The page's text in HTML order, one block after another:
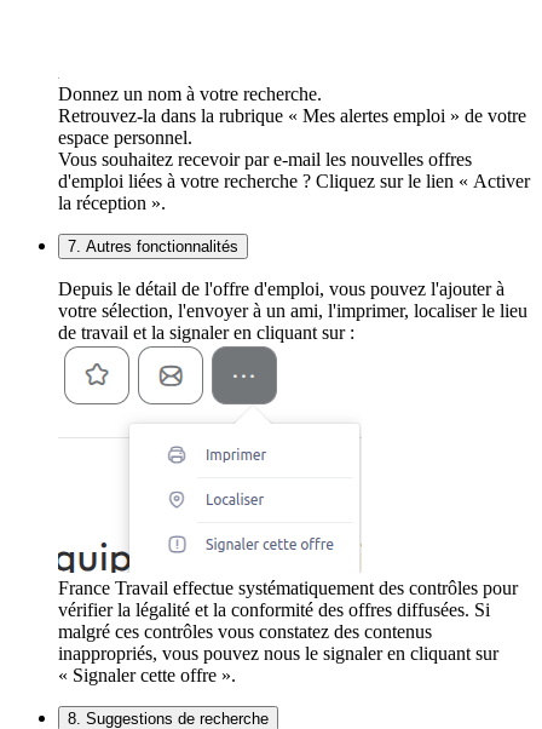
Donnez un nom à votre recherche.
Retrouvez-la dans la rubrique « Mes alertes emploi » de votre
espace personnel.
Vous souhaitez recevoir par e-mail les nouvelles offres
d'emploi liées à votre recherche ? Cliquez sur le lien « Activer
la réception ».
7. Autres fonctionnalités
Depuis le détail de l'offre d'emploi, vous pouvez l'ajouter à
votre sélection, l'envoyer à un ami, l'imprimer, localiser le lieu
de travail et la signaler en cliquant sur :
France Travail effectue systématiquement des contrôles pour
vérifier la légalité et la conformité des offres diffusées. Si
malgré ces contrôles vous constatez des contenus
inappropriés, vous pouvez nous le signaler en cliquant sur
« Signaler cette offre ».
8. Suggestions de recherche